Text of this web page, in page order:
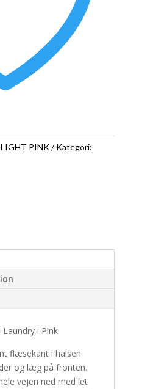
PINK
Kategori:
i Pink.
flæsekant i halsen
og læg på fronten.
vejen ned med let